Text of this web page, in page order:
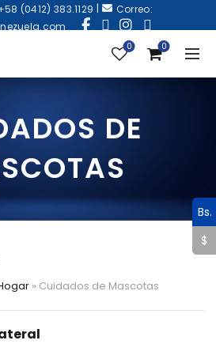
(0412) 383.1129 |
Correo:
0 0
DE
» Cuidados de Mascotas
Bs.
$